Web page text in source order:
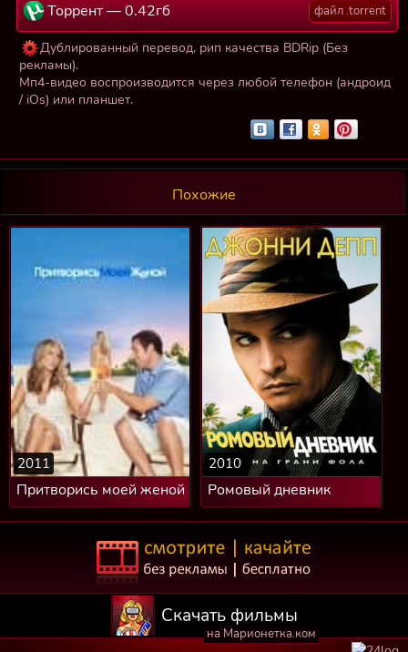
Торрент — 0.42гб файл .torrent
Дублированный перевод, рип качества BDRip (Без
рекламы).
Мп4-видео воспроизводится через любой телефон (андроид
/ iOs) или планшет.
Похожие
Притворись моей женой
2011
Ромовый дневник
2010
Скачать фильмы
на Марионетка.ком